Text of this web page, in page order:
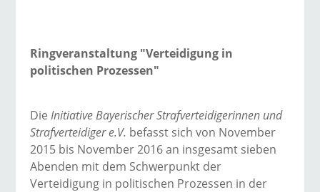
Ringveranstaltung "Verteidigung in
politischen Prozessen"
DieInitiative Bayerischer Strafverteidigerinnen und
Strafverteidiger e.V. befasst sich von November
2015 bis November 2016 an insgesamt sieben
Abenden mit dem Schwerpunkt der
Verteidigung in politischen Prozessen in der